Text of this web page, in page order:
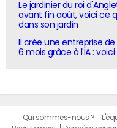
Le jardinier du roi
avant fin août, voici ce
dans son jardin
Il crée une entreprise
6 mois grâce à l'IA :
Qui sommes-nous ?